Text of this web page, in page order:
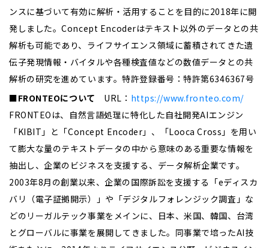
ンスに基づいて有効に解析・活用することを目的に2018年に開
発しました。Concept Encoderはテキスト以外のデータとの共
解析も可能であり、ライフサイエンス領域に蓄積されてきた遺
伝子発現情報・バイタルや各種検査値などの数値データとの共
解析の研究を進めています。特許登録番号：特許第6346367号
■FRONTEOについて URL： https://www.fronteo.com/
FRONTEOは、自然言語処理に特化した自社開発AIエンジン
「KIBIT」と「Concept Encoder」、「Looca Cross」を用い
て膨大な量のテキストデータの中から意味のある重要な情報を
抽出し、企業のビジネスを支援する、データ解析企業です。
2003年8月の創業以来、企業の国際訴訟を支援する「eディスカ
バリ（電子証拠開示）」や「デジタルフォレンジック調査」な
どのリーガルテック事業をメインに、日本、米国、韓国、台湾
とグローバルに事業を展開してきました。同事業で培ったAI技